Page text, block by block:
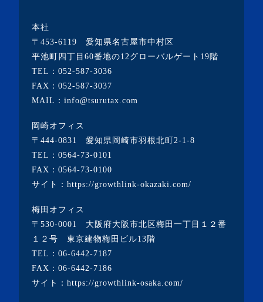
・2023年2月(2記事)
・2023年1月(1記事)
・2022年12月(2記事)
・2022年9月(1記事)
・2022年8月(1記事)
・2022年7月(2記事)
・2022年5月(1記事)
・2022年4月(2記事)
・2022年3月(3記事)
本社
〒453-6119 愛知県名古屋市中村区
平池町四丁目60番地の12グローバルゲート19階
TEL： 052-587-3036
FAX：052-587-3037
MAIL：info@tsurutax.com
岡崎オフィス
〒444-0831 愛知県岡崎市羽根北町2-1-8
TEL： 0564-73-0101
FAX：0564-73-0100
サイト： https://growthlink-okazaki.com/
梅田オフィス
〒530-0001 大阪府大阪市北区梅田一丁目１２番
１２号 東京建物梅田ビル13階
TEL： 06-6442-7187
FAX：06-6442-7186
サイト： https://growthlink-osaka.com/